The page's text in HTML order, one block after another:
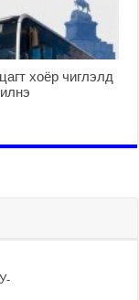
хоёр чиглэлд